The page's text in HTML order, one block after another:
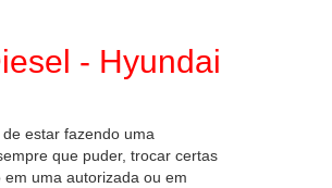
- Hyundai
estar fazendo uma
que puder, trocar certas
uma autorizada ou em